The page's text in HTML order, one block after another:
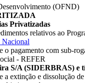
(OFND)
Privatizadas
relativos ao
Nacional
o pagamento com sub-
- REFER
S/A (SIDERBRAS) e
a extinção e dissolução